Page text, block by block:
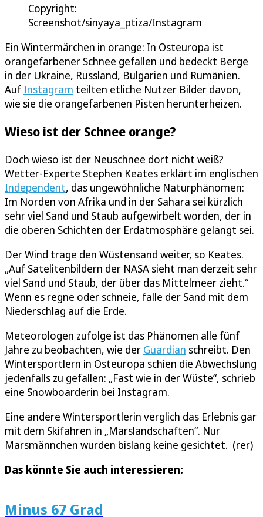
Copyright:
Screenshot/sinyaya_ptiza/Instagram
Ein Wintermärchen in orange: In Osteuropa ist
orangefarbener Schnee gefallen und bedeckt Berge
in der Ukraine, Russland, Bulgarien und Rumänien.
Auf Instagram teilten etliche Nutzer Bilder davon,
wie sie die orangefarbenen Pisten herunterheizen.
Wieso ist der Schnee orange?
Doch wieso ist der Neuschnee dort nicht weiß?
Wetter-Experte Stephen Keates erklärt im englischen
Independent, das ungewöhnliche Naturphänomen:
Im Norden von Afrika und in der Sahara sei kürzlich
sehr viel Sand und Staub aufgewirbelt worden, der in
die oberen Schichten der Erdatmosphäre gelangt sei.
Der Wind trage den Wüstensand weiter, so Keates.
„Auf Satelitenbildern der NASA sieht man derzeit sehr
viel Sand und Staub, der über das Mittelmeer zieht.“
Wenn es regne oder schneie, falle der Sand mit dem
Niederschlag auf die Erde.
Meteorologen zufolge ist das Phänomen alle fünf
Jahre zu beobachten, wie der Guardian schreibt. Den
Wintersportlern in Osteuropa schien die Abwechslung
jedenfalls zu gefallen: „Fast wie in der Wüste“, schrieb
eine Snowboarderin bei Instagram.
Eine andere Wintersportlerin verglich das Erlebnis gar
mit dem Skifahren in „Marslandschaften“. Nur
Marsmännchen wurden bislang keine gesichtet. (rer)
Das könnte Sie auch interessieren:
Minus 67 Grad